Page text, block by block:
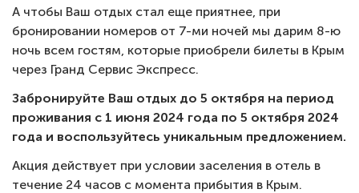
А чтобы Ваш отдых стал еще приятнее, при
бронировании номеров от 7-ми ночей мы дарим 8-ю
ночь всем гостям, которые приобрели билеты в Крым
через Гранд Сервис Экспресс.
Забронируйте Ваш отдых до 5 октября на период
проживания с 1 июня 2024 года по 5 октября 2024
года и воспользуйтесь уникальным предложением.
Акция действует при условии заселения в отель в
течение 24 часов с момента прибытия в Крым.